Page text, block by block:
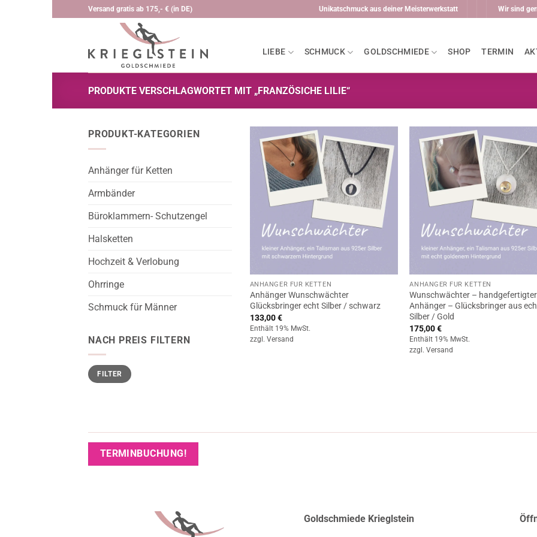
Inhalt
Versand gratis ab 175,- € (in DE) Unikatschmuck aus deiner Meisterwerkstatt Wir sind
LIEBE SCHMUCK GOLDSCHMIEDE SHOP TERMIN
PRODUKTE VERSCHLAGWORTET MIT „FRANZÖSICHE LILIE“
PRODUKT-KATEGORIEN
Anhänger für Ketten
Armbänder
Büroklammern- Schutzengel
Halsketten
Hochzeit & Verlobung
Ohrringe
Schmuck für Männer
NACH PREIS FILTERN
Min.
Preis
Max.
PreisFILTER
ANHÄNGER FÜR KETTEN
Anhänger Wunschwächter
Glücksbringer echt Silber / schwarz
133,00€
Enthält 19% MwSt.
zzgl. Versand
ANHÄNGER FÜR KETTEN
Wunschwächter – handgefertigter
Anhänger – Glücksbringer aus
Silber / Gold
175,00€
Enthält 19% MwSt.
zzgl.Versand
TERMINBUCHUNG!
Goldschmiede Krieglstein